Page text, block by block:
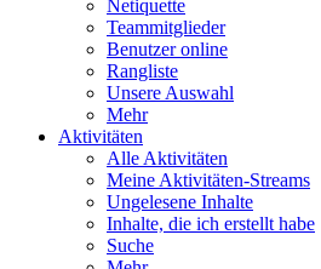
Netiquette
Teammitglieder
Benutzer online
Rangliste
Unsere Auswahl
Mehr
Aktivitäten
Alle Aktivitäten
Meine Aktivitäten-Streams
Ungelesene Inhalte
Inhalte, die ich erstellt habe
Suche